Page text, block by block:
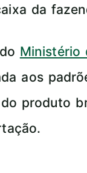
da
Ministério
aos
produto